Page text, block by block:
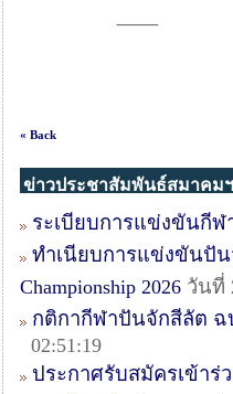
⸻
« Back
ข่าวประชาสัมพันธ์สมาคมฯ
ระเบียบการแข่งขันกีฬ
ทำเนียบการแข่งขันปันจั
Championship 2026 วันที่
กติกากีฬาปันจักสีลัต ฉบั
02:51:19
ประกาศรับสมัครเข้า